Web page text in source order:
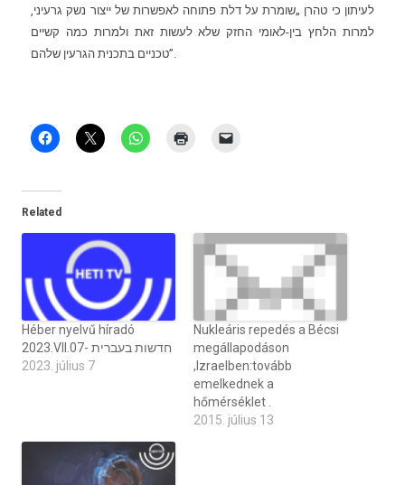
לעיתון כי טהרן „שומרת על דלת פתוחה לאפשרות של ייצור נשק גרעיני,
למרות הלחץ בין-לאומי החזק שלא לעשות זאת ולמרות כמה קשיים
טכניים בתכנית הגרעין שלהם”.
Related
Héber nyelvű híradó
2023.VII.07- חדשות בעברית
2023. július 7
Nukleáris repedés a Bécsi
megállapodáson
,Izraelben:tovább
emelkednek a
hőmérséklet .
2015. július 13